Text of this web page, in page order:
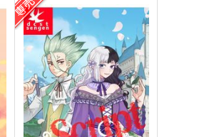
宙のあしあと
ひねもす
1,572円（税込）
石神千空×あさぎりゲン